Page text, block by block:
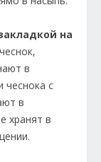
на
чеснок,
в
чеснока с
в
хранят в